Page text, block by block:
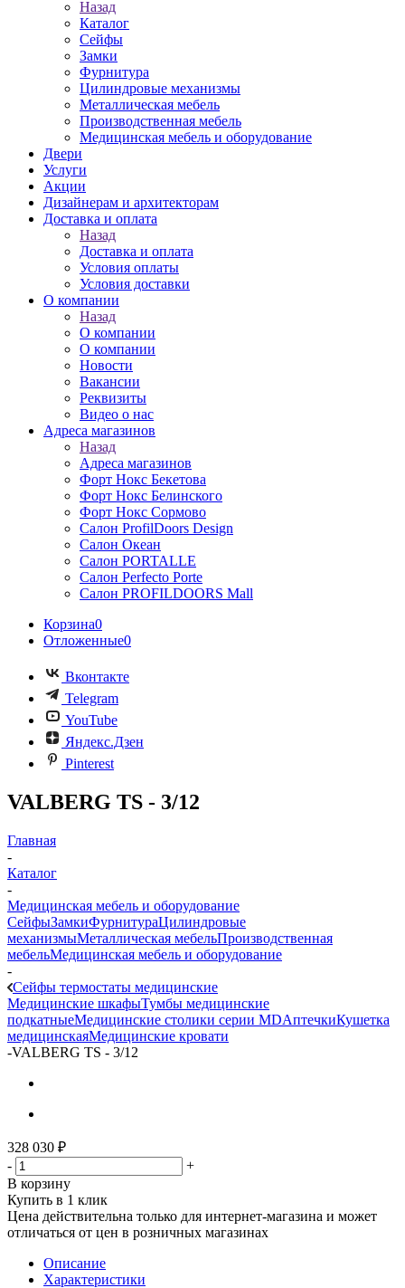
Назад
Каталог
Сейфы
Замки
Фурнитура
Цилиндровые механизмы
Металлическая мебель
Производственная мебель
Медицинская мебель и оборудование
Двери
Услуги
Акции
Дизайнерам и архитекторам
Доставка и оплата
Назад
Доставка и оплата
Условия оплаты
Условия доставки
О компании
Назад
О компании
О компании
Новости
Вакансии
Реквизиты
Видео о нас
Адреса магазинов
Назад
Адреса магазинов
Форт Нокс Бекетова
Форт Нокс Белинского
Форт Нокс Сормово
Салон ProfilDoors Design
Салон Океан
Салон PORTALLE
Салон Perfecto Portе
Салон PROFILDOORS Mall
Корзина0
Отложенные0
Вконтакте
Telegram
YouTube
Яндекс.Дзен
Pinterest
VALBERG TS - 3/12
Главная
-
Каталог
-
Медицинская мебель и оборудование
СейфыЗамкиФурнитураЦилиндровые
механизмыМеталлическая мебельПроизводственная
мебельМедицинская мебель и оборудование
-
Сейфы термостаты медицинские
Медицинские шкафыТумбы медицинские
подкатныеМедицинские столики серии MDАптечкиКушетка
медицинскаяМедицинские кровати
-VALBERG TS - 3/12
328 030 ₽
-
+
В корзину
Купить в 1 клик
Цена действительна только для интернет-магазина и может
отличаться от цен в розничных магазинах
Описание
Характеристики